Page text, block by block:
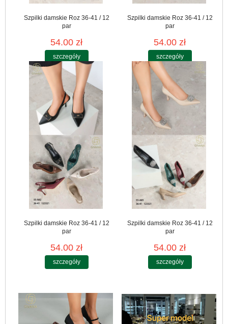
Szpilki damskie Roz 36-41 / 12
par
54.00 zł
szczegóły
Szpilki damskie Roz 36-41 / 12
par
54.00 zł
szczegóły
Szpilki damskie Roz 36-41 / 12
par
54.00 zł
szczegóły
Szpilki damskie Roz 36-41 / 12
par
54.00 zł
szczegóły